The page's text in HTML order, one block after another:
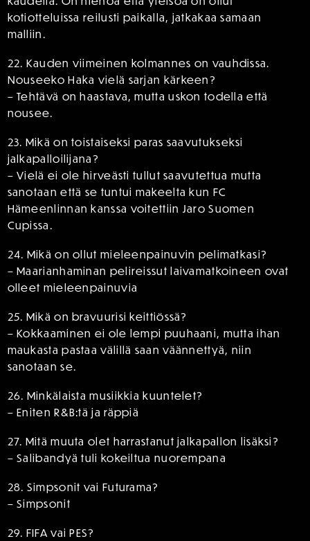
kotiotteluissa reilusti paikalla, jatkakaa samaan
malliin.
22. Kauden viimeinen kolmannes on vauhdissa.
Nouseeko Haka vielä sarjan kärkeen?
– Tehtävä on haastava, mutta uskon todella että
nousee.
23. Mikä on toistaiseksi paras saavutukseksi
jalkapalloilijana?
– Vielä ei ole hirveästi tullut saavutettua mutta
sanotaan että se tuntui makeelta kun FC
Hämeenlinnan kanssa voitettiin Jaro Suomen
Cupissa.
24. Mikä on ollut mieleenpainuvin pelimatkasi?
– Maarianhaminan pelireissut laivamatkoineen ovat
olleet mieleenpainuvia
25. Mikä on bravuurisi keittiössä?
– Kokkaaminen ei ole lempi puuhaani, mutta ihan
maukasta pastaa välillä saan väännettyä, niin
sanotaan se.
26. Minkälaista musiikkia kuuntelet?
– Eniten R&B:tä ja räppiä
27. Mitä muuta olet harrastanut jalkapallon lisäksi?
– Salibandyä tuli kokeiltua nuorempana
28. Simpsonit vai Futurama?
– Simpsonit
29. FIFA vai PES?